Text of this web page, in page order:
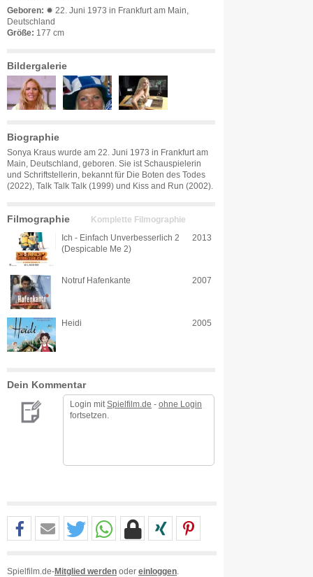
Geboren: ✹ 22. Juni 1973 in Frankfurt am Main,
Deutschland
Größe: 177 cm
Bildergalerie
Biographie
Sonya Kraus wurde am 22. Juni 1973 in Frankfurt am
Main, Deutschland, geboren. Sie ist Schauspielerin
und Schriftstellerin, bekannt für Die Boten des Todes
(2022), Talk Talk Talk (1999) und Kiss and Run (2002).
Filmographie Komplette Filmographie
Ich - Einfach Unverbesserlich 2
(Despicable Me 2)
2013
Notruf Hafenkante 2007
Heidi 2005
Dein Kommentar
Login mit Spielfilm.de - ohne Login
fortsetzen.
Spielfilm.de-Mitglied werden oder einloggen